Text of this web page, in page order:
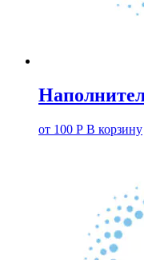
от 100 Р В корзину